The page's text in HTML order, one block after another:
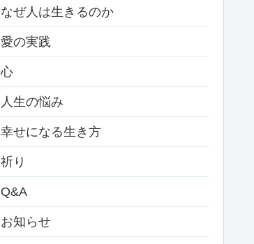
なぜ人は生きるのか
愛の実践
心
人生の悩み
幸せになる生き方
祈り
Q&A
お知らせ